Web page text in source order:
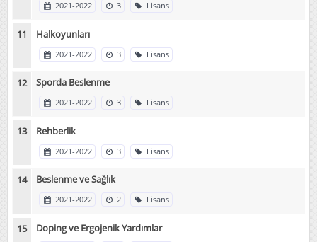
2021-2022 3 Lisans
Halkoyunları
2021-2022 3 Lisans
Sporda Beslenme
2021-2022 3 Lisans
Rehberlik
2021-2022 3 Lisans
Beslenme ve Sağlık
2021-2022 2 Lisans
Doping ve Ergojenik Yardımlar